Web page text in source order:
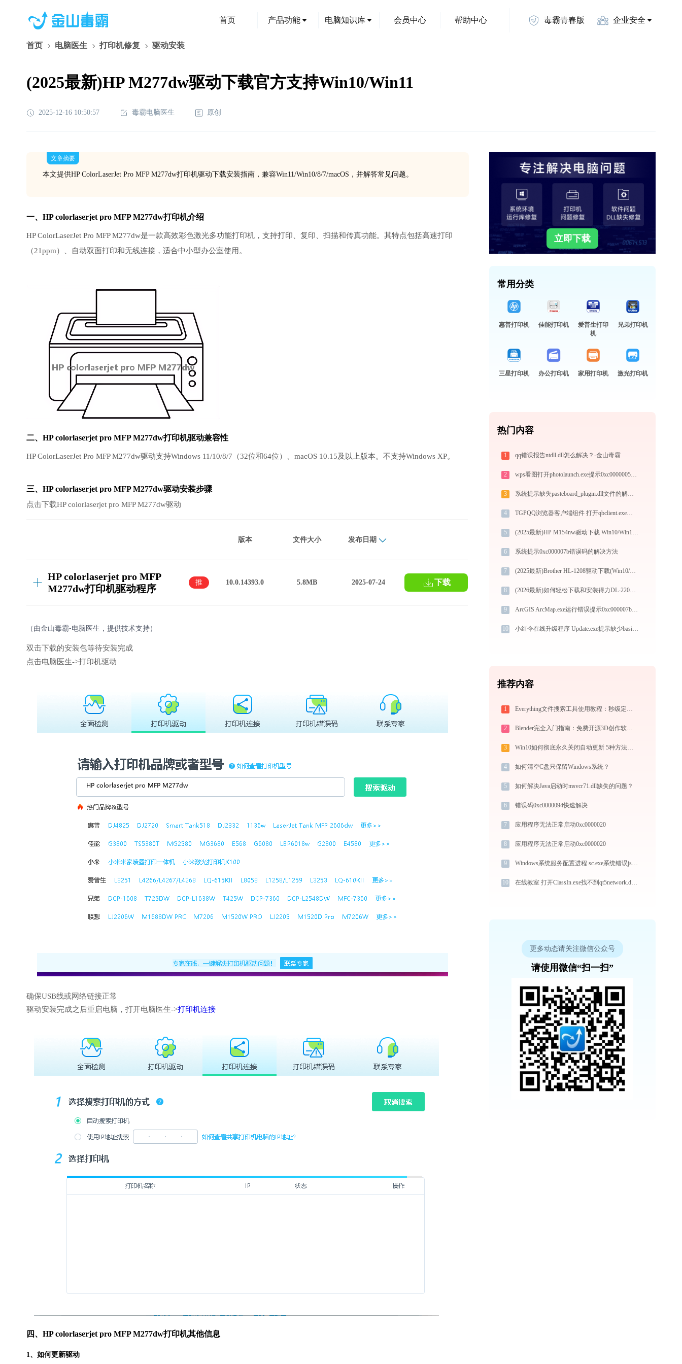
首页 产品功能 电脑知识库 会员中心 帮助中心 毒霸青春版 企业安全
首页 电脑医生 打印机修复 驱动安装
(2025最新)HP M277dw驱动下载官方支持Win10/Win11
2025-12-16 10:50:57 毒霸电脑医生 原创
文章摘要
本文提供HP ColorLaserJet Pro MFP M277dw打印机驱动下载安装指南，兼容Win11/Win10/8/7/macOS，并解答常见问题。
一、HP colorlaserjet pro MFP M277dw打印机介绍
HP ColorLaserJet Pro MFP M277dw是一款高效彩色激光多功能打印机，支持打印、复印、扫描和传真功能。其特点包括高速打印
（21ppm）、自动双面打印和无线连接，适合中小型办公室使用。
二、HP colorlaserjet pro MFP M277dw打印机驱动兼容性
HP ColorLaserJet Pro MFP M277dw驱动支持Windows 11/10/8/7（32位和64位）、macOS 10.15及以上版本。不支持Windows XP。
三、HP colorlaserjet pro MFP M277dw驱动安装步骤
点击下载HP colorlaserjet pro MFP M277dw驱动
版本 文件大小 发布日期
HP colorlaserjet pro MFP
M277dw打印机驱动程序
推
10.0.14393.0 5.8MB 2025-07-24 下载
（由金山毒霸-电脑医生，提供技术支持）
双击下载的安装包等待安装完成
点击电脑医生->打印机驱动
确保USB线或网络链接正常
驱动安装完成之后重启电脑，打开电脑医生->打印机连接
四、HP colorlaserjet pro MFP M277dw打印机其他信息
1、如何更新驱动
立即下载
常用分类
惠普打印机 佳能打印机
爱普生打印
机
兄弟打印机
三星打印机 办公打印机 家用打印机 激光打印机
热门内容
1 qq错误报告ntdll.dll怎么解决？-金山毒霸
2 wps看图打开photolaunch.exe提示0xc0000005错误码怎么办
3 系统提示缺失pasteboard_plugin.dll文件的解决方法
4 TGPQQ浏览器客户端组件 打开qbclient.exe找不到qbcore.dll怎么办
5 (2025最新)HP M154nw驱动下载 Win10/Win11官方版
6 系统提示0xc000007b错误码的解决方法
7 (2025最新)Brother HL-1208驱动下载(Win10/Win11)与服务支持
8 (2026最新)如何轻松下载和安装得力DL-220D打印机驱动？跟着这篇指南走
9 ArcGIS ArcMap.exe运行错误提示0xc000007b的解决办法
10 小红伞在线升级程序 Update.exe提示缺少basicnetutils.dll文件的解决办法
推荐内容
1 Everything文件搜索工具使用教程：秒级定位电脑任意文件的高效搜索神器
2 Blender完全入门指南：免费开源3D创作软件从下载到做出第一个作品（2026最新）
3 Win10如何彻底永久关闭自动更新 5种方法教你永久关闭win10自动更新
4 如何清空C盘只保留Windows系统？
5 如何解决Java启动时msvcr71.dll缺失的问题？
6 错误码0xc0000094快速解决
7 应用程序无法正常启动0xc0000020
8 应用程序无法正常启动0xc0000020
9 Windows系统服务配置进程 sc.exe系统错误jspnetcore.dll丢失如何解决
10 在线教室 打开ClassIn.exe找不到qt5network.dll怎么办
更多动态请关注微信公众号
请使用微信“扫一扫”